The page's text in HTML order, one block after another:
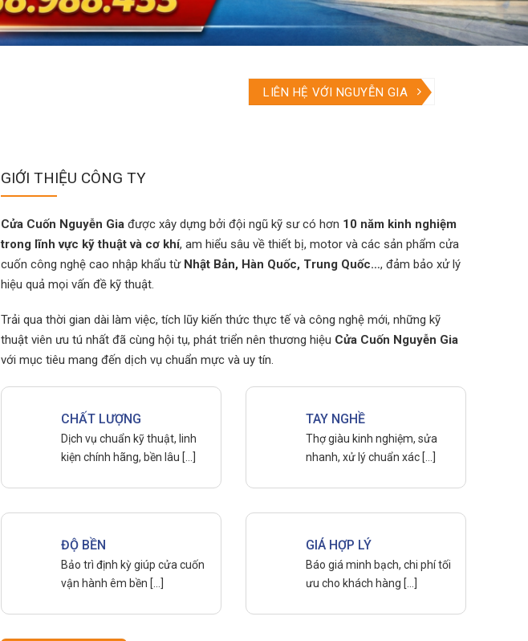
LIÊN HỆ VỚI NGUYỄN GIA
GIỚI THIỆU CÔNG TY
Cửa Cuốn Nguyễn Gia được xây dựng bởi đội ngũ kỹ sư có hơn 10 năm kinh nghiệm
trong lĩnh vực kỹ thuật và cơ khí, am hiểu sâu về thiết bị, motor và các sản phẩm cửa
cuốn công nghệ cao nhập khẩu từ Nhật Bản, Hàn Quốc, Trung Quốc…, đảm bảo xử lý
hiệu quả mọi vấn đề kỹ thuật.
Trải qua thời gian dài làm việc, tích lũy kiến thức thực tế và công nghệ mới, những kỹ
thuật viên ưu tú nhất đã cùng hội tụ, phát triển nên thương hiệu Cửa Cuốn Nguyễn Gia
với mục tiêu mang đến dịch vụ chuẩn mực và uy tín.
CHẤT LƯỢNG
Dịch vụ chuẩn kỹ thuật, linh
kiện chính hãng, bền lâu […]
ĐỘ BỀN
Bảo trì định kỳ giúp cửa cuốn
vận hành êm bền […]
TAY NGHỀ
Thợ giàu kinh nghiệm, sửa
nhanh, xử lý chuẩn xác […]
GIÁ HỢP LÝ
Báo giá minh bạch, chi phí tối
ưu cho khách hàng […]